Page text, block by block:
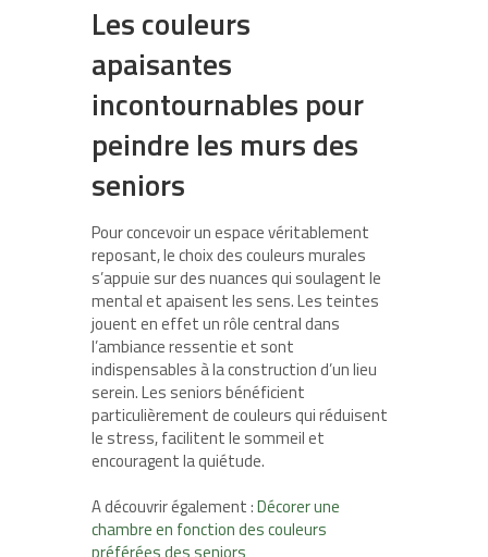
Les couleurs
apaisantes
incontournables pour
peindre les murs des
seniors
Pour concevoir un espace véritablement
reposant, le choix des couleurs murales
s’appuie sur des nuances qui soulagent le
mental et apaisent les sens. Les teintes
jouent en effet un rôle central dans
l’ambiance ressentie et sont
indispensables à la construction d’un lieu
serein. Les seniors bénéficient
particulièrement de couleurs qui réduisent
le stress, facilitent le sommeil et
encouragent la quiétude.
A découvrir également :Décorer une
chambre en fonction des couleurs